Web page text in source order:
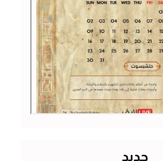
جديد